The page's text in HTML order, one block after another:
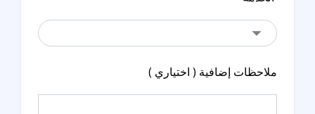
ملاحظات إضافية ( اختياري )